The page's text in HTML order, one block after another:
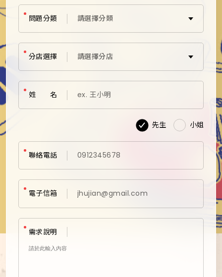
問題分類 請選擇分類
用餐意見回饋
加盟諮詢
點數補登
分店選擇 請選擇分店
姓 名
先生 小姐
聯絡電話
電子信箱
需求說明